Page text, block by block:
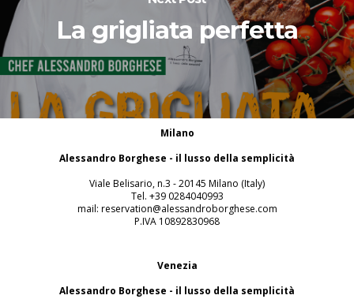
La grigliata perfetta
Milano
Alessandro Borghese - il lusso della semplicità
Viale Belisario, n.3 - 20145 Milano (Italy)
Tel. +39 0284040993
mail: reservation@alessandroborghese.com
P.IVA 10892830968
Venezia
Alessandro Borghese - il lusso della semplicità